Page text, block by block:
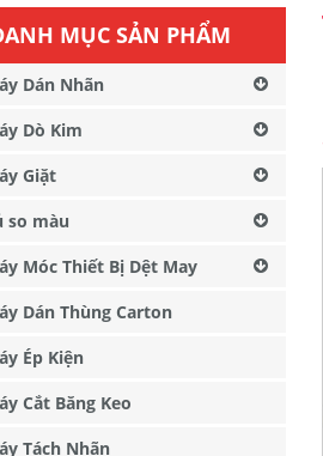
MỤC SẢN PHẨM
Dán Nhãn
Dò Kim
Giặt
so màu
Móc Thiết Bị Dệt May
Dán Thùng Carton
Ép Kiện
Cắt Băng Keo
Tách Nhãn